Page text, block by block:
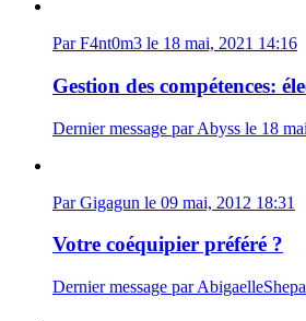
Par F4nt0m3 le 18 mai, 2021 14:16
Gestion des compétences:
Dernier message par Abyss le 18
Par Gigagun le 09 mai, 2012 18:31
Votre coéquipier préféré ?
Dernier message par